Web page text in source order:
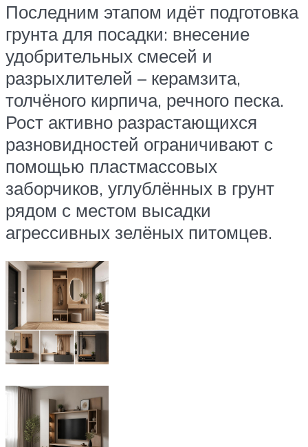
Последним этапом идёт подготовка
грунта для посадки: внесение
удобрительных смесей и
разрыхлителей – керамзита,
толчёного кирпича, речного песка.
Рост активно разрастающихся
разновидностей ограничивают с
помощью пластмассовых
заборчиков, углублённых в грунт
рядом с местом высадки
агрессивных зелёных питомцев.